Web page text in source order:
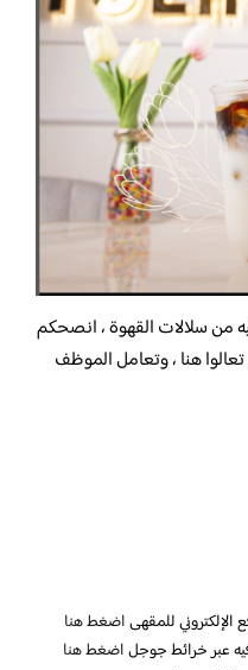
من سلالات القهوة ، انصحكم
هنا ، وتعامل الموظف
للمقهىاضغط هنا
عبر خرائط جوجلاضغط هنا